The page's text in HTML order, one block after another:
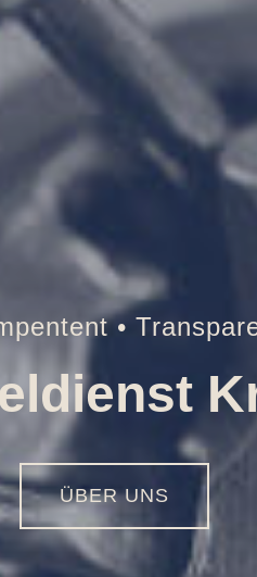
• Briefkasten •
01516 - 113 55 44